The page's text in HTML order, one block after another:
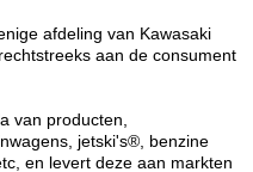
afdeling van Kawasaki
aan de consument
van producten,
jetski's®, benzine
en levert deze aan markten